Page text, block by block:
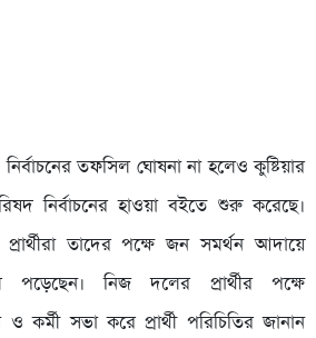
তফসিল ঘোষনা না হলেও কুষ্টিয়ার
নির্বাচনের হাওয়া বইতে শুরু করেছে।
প্রার্থীরা তাদের পক্ষে জন সমর্থন আদায়ে
পড়েছেন। নিজ দলের প্রার্থীর পক্ষে
সভা করে প্রার্থী পরিচিতির জানান